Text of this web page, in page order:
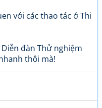
với các thao tác ở Thi
đàn Thử nghiệm
thôi mà!